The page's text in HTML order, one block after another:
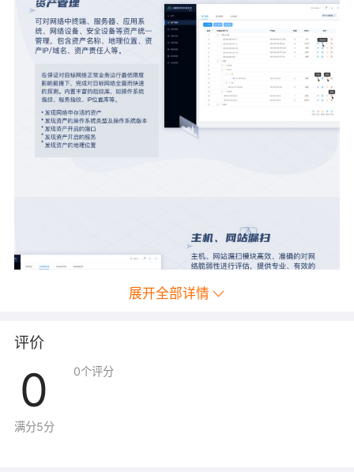
展开全部详情
评价
0
满分5分
0个评分